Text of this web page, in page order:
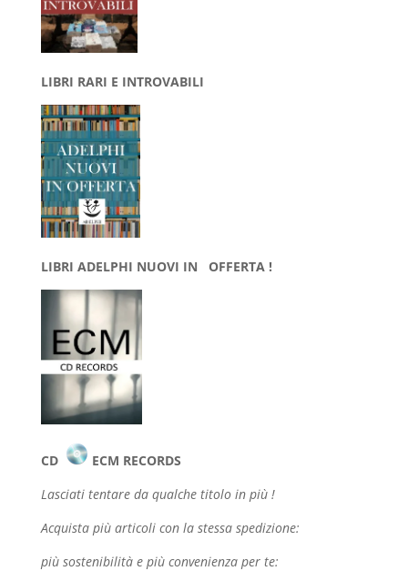
LIBRI RARI E INTROVABILI
LIBRI ADELPHI NUOVI IN OFFERTA !
CD
ECM RECORDS
Lasciati tentare da qualche titolo in più !
Acquista più articoli con la stessa spedizione:
più sostenibilità e più convenienza per te: